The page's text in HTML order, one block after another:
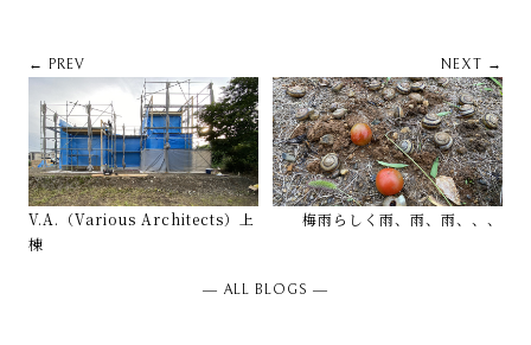
← PREV
V.A.（Various Architects）上
棟
NEXT →
梅雨らしく雨、雨、雨、、、
― ALL BLOGS ―